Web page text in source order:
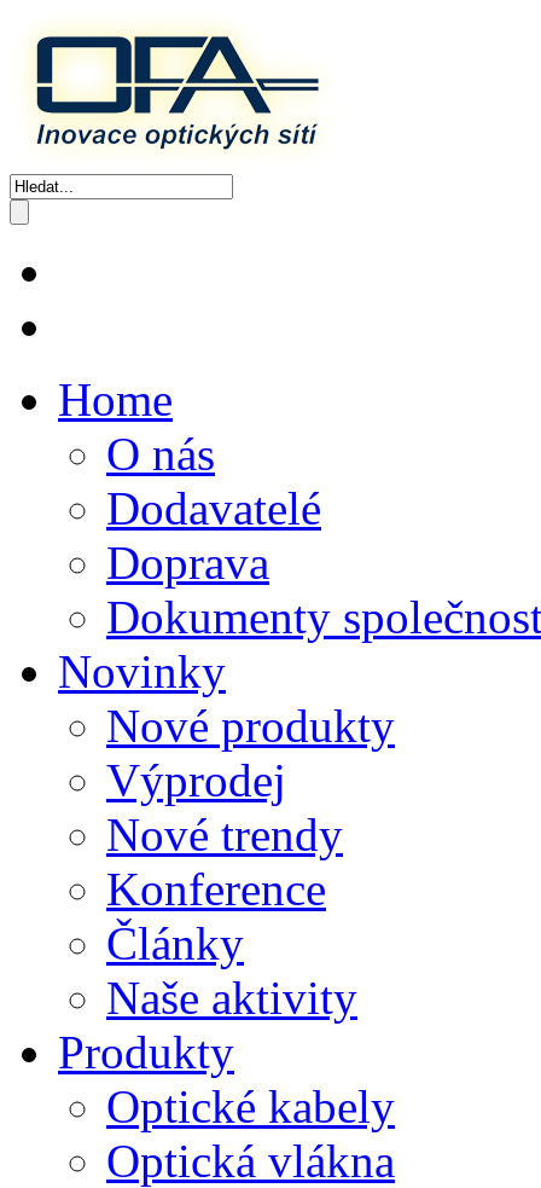
Home
O nás
Dodavatelé
Doprava
Dokumenty
Novinky
Nové produkty
Výprodej
Nové trendy
Konference
Články
Naše aktivity
Produkty
Optické kabely
Optická vlákna